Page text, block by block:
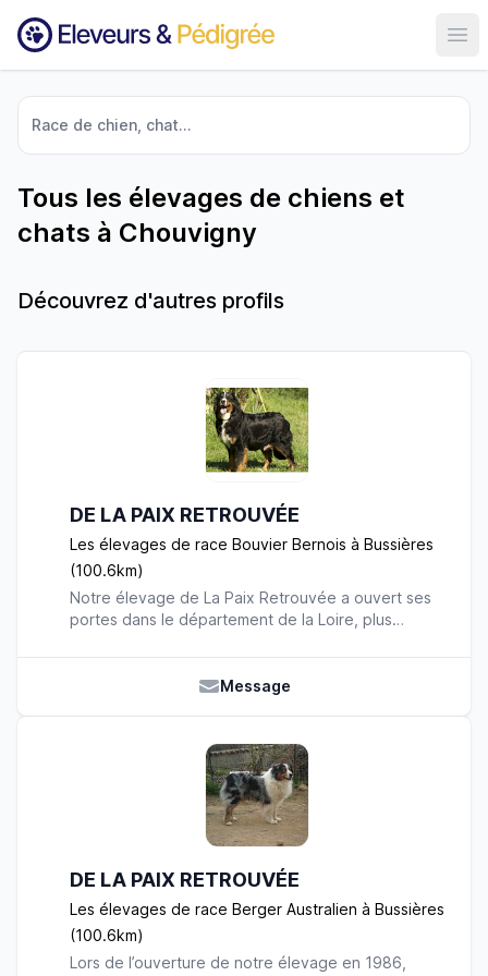
Race de chien, chat...
Tous les élevages de chiens et
chats à Chouvigny
Découvrez d'autres profils
DE LA PAIX RETROUVÉE
Les élevages de race Bouvier Bernois à Bussières
(100.6km)
Notre élevage de La Paix Retrouvée a ouvert ses
portes dans le département de la Loire, plus
animaux depuis plusieurs années, nous avons
ouvert notre élevage et commencé notre aventure
que par la suite, nous avons accueilli dans notre
élevage des West Highland white terriers, des
bergers allemands, des Cairns Terriers, des
Bergers Blancs Suisses et des Lagottos
Romagnolos. Le Bouvier Bernois est un chien de
le monde entier. Les chiots naissent dans notre
élevage et nous nous occupons de leur éducation.
Ils ont à leur disposition un cadre naturel favorable
à leur épanouissement, un cadre dans lequel ils
peuvent effectuer des promenades et s’amuser
Message
DE LA PAIX RETROUVÉE
Les élevages de race Berger Australien à Bussières
(100.6km)
Lors de l’ouverture de notre élevage en 1986,